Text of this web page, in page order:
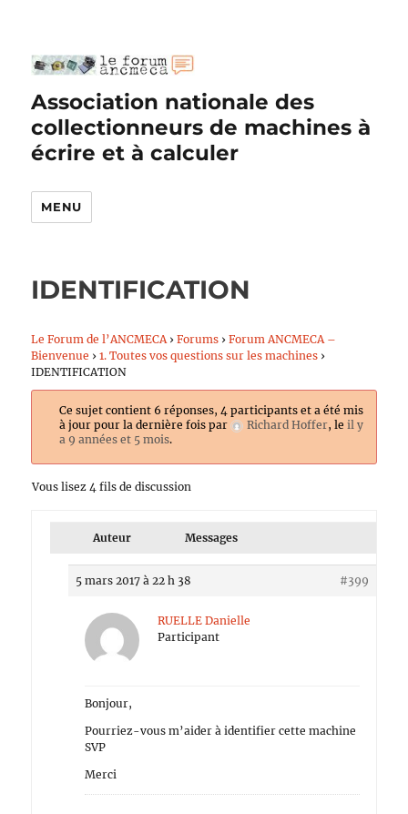
Association nationale des
collectionneurs de machines à
écrire et à calculer
MENU
IDENTIFICATION
Le Forum de l’ANCMECA › Forums › Forum ANCMECA –
Bienvenue › 1. Toutes vos questions sur les machines ›
IDENTIFICATION
Ce sujet contient 6 réponses, 4 participants et a été mis
à jour pour la dernière fois par
Richard Hoffer, le il y
a 9 années et 5 mois.
Vous lisez 4 fils de discussion
Auteur Messages
5 mars 2017 à 22 h 38 #399
RUELLE Danielle
Participant
Bonjour,
Pourriez-vous m’aider à identifier cette machine
SVP
Merci